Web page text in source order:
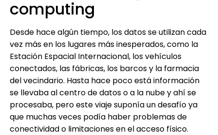
computing
Desde hace algún tiempo, los datos se utilizan cada
vez más en los lugares más inesperados, como la
Estación Espacial Internacional, los vehículos
conectados, las fábricas, los barcos y la farmacia
del vecindario. Hasta hace poco está información
se llevaba al centro de datos o a la nube y ahí se
procesaba, pero este viaje suponía un desafío ya
que muchas veces podía haber problemas de
conectividad o limitaciones en el acceso físico.